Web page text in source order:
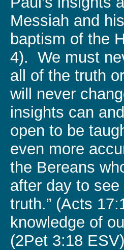
Messiah and
baptism of the
4). We must
all of the truth
will never
insights can
open to be
even more
the Bereans
after day to
truth.” (Acts
knowledge of
(2Pet 3:18 ESV)